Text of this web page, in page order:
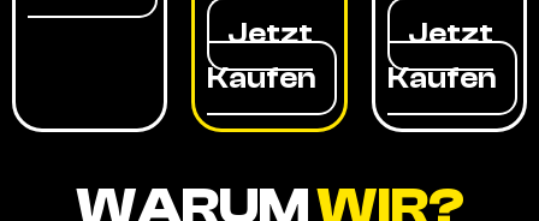
Jetzt
Kaufen
Jetzt
Kaufen
WARUMWIR?